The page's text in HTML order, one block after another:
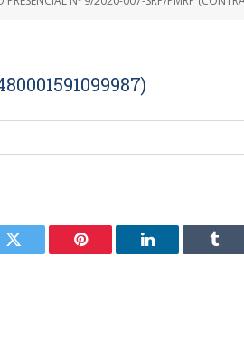
Twitter Pinterest LinkedIn